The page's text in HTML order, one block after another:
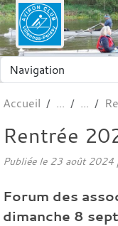
Accueil
Rentrée
Publiée le 23 août 2024
Forum des
dimanche 8
Panneau de gestion